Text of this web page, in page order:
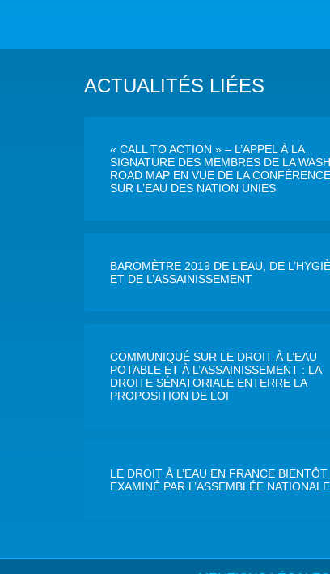
ACTUALITÉS LIÉES
« CALL TO ACTION » – L’APPEL À LA
SIGNATURE DES MEMBRES DE LA WASH
ROAD MAP EN VUE DE LA CONFÉRENCE
SUR L’EAU DES NATION UNIES
BAROMÈTRE 2019 DE L’EAU, DE
ET DE L’ASSAINISSEMENT
COMMUNIQUÉ SUR LE DROIT À L’EAU
POTABLE ET À L’ASSAINISSEMENT : LA
DROITE SÉNATORIALE ENTERRE LA
PROPOSITION DE LOI
LE DROIT À L’EAU EN FRANCE BIENTÔT
EXAMINÉ PAR L’ASSEMBLÉE NATIONALE